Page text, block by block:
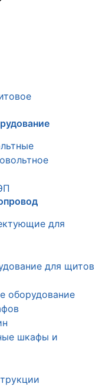
для
для щитов
оборудование
шкафы и